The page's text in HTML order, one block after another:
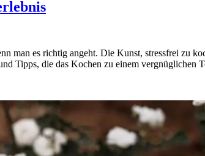
man es richtig angeht. Die Kunst, stressfrei zu
Tipps, die das Kochen zu einem vergnüglichen